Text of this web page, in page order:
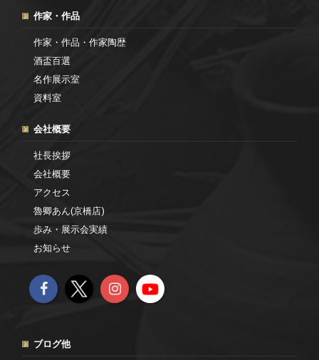
作家・作品
作家・作品・作家陶歴
酒盃百選
名作展示室
資料室
会社概要
社長挨拶
会社概要
アクセス
魯卿あん(京橋店)
歩み・展示会実績
お知らせ
ブログ他